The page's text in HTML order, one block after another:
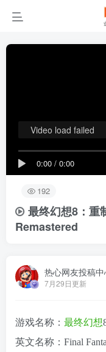
0:00 / 0:00
Video load failed
192
最终幻想8：重
Remastered
热心网友投稿
7月29日更新
游戏名称： 最终幻想
英文名称：Final